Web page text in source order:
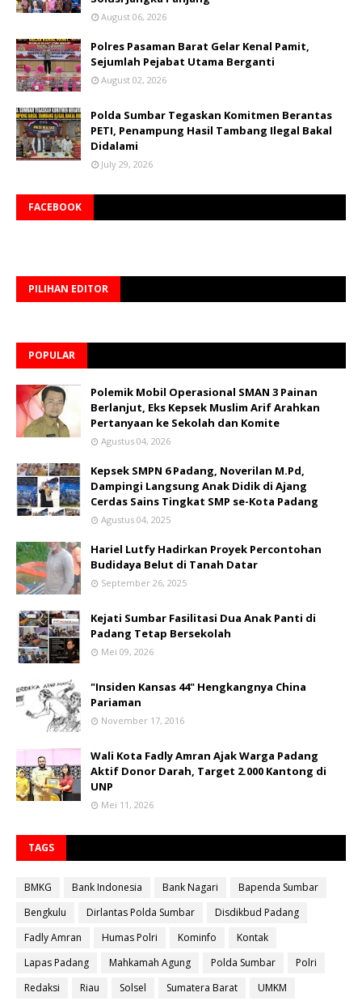
August 06, 2026
Polres Pasaman Barat Gelar Kenal Pamit,
Sejumlah Pejabat Utama Berganti
August 02, 2026
Polda Sumbar Tegaskan Komitmen Berantas
PETI, Penampung Hasil Tambang Ilegal Bakal
Didalami
July 29, 2026
FACEBOOK
PILIHAN EDITOR
POPULAR
Polemik Mobil Operasional SMAN 3 Painan
Berlanjut, Eks Kepsek Muslim Arif Arahkan
Pertanyaan ke Sekolah dan Komite
Agustus 04, 2026
Kepsek SMPN 6 Padang, Noverilan M.Pd,
Dampingi Langsung Anak Didik di Ajang
Cerdas Sains Tingkat SMP se-Kota Padang
Agustus 04, 2025
Hariel Lutfy Hadirkan Proyek Percontohan
Budidaya Belut di Tanah Datar
September 26, 2025
Kejati Sumbar Fasilitasi Dua Anak Panti di
Padang Tetap Bersekolah
Mei 09, 2026
"Insiden Kansas 44" Hengkangnya China
Pariaman
November 17, 2016
Wali Kota Fadly Amran Ajak Warga Padang
Aktif Donor Darah, Target 2.000 Kantong di
UNP
Mei 11, 2026
TAGS
BMKG Bank Indonesia Bank Nagari
Bapenda Sumbar
Bengkulu
Dirlantas Polda Sumbar
Disdikbud Padang
Fadly Amran
Humas Polri Kominfo
Kontak
Lapas Padang
Mahkamah Agung Polda Sumbar
Polri
Redaksi
Riau Solsel Sumatera Barat UMKM